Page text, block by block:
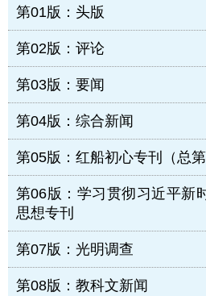
第01版：头版
第02版：评论
第03版：要闻
第04版：综合新闻
第05版：红船初心专刊（总第
第06版：学习贯彻习近平新
思想专刊
第07版：光明调查
第08版：教科文新闻